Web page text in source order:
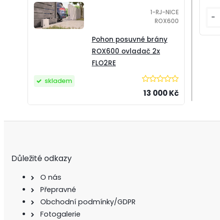
Pohon posuvné brány
ROX600 ovladač 2x
FLO2RE
1-RJ-NICE
ROX600
13 000 Kč
skladem
-
Důležité odkazy
O nás
Přepravné
Obchodní podmínky/GDPR
Fotogalerie